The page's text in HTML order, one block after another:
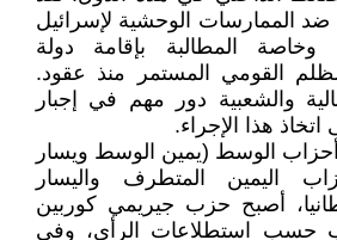
ضد الممارسات الوحشية لإسرائيل
وخاصة المطالبة بإقامة دولة
القومي المستمر منذ عقود.
والشعبية دور مهم في إجبار
هذا الإجراء.
أحزاب الوسط (يمين الوسط ويسار
اليمين المتطرف واليسار
أصبح حزب جيريمي كوربين
حسب استطلاعات الرأي، وفي